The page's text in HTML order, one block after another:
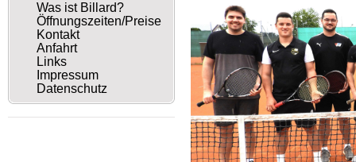
Was ist Billard?
Öffnungszeiten/Preise
Kontakt
Anfahrt
Links
Impressum
Datenschutz